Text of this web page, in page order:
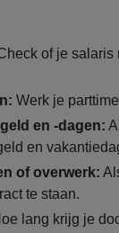
of je salaris
Werk je
en -dagen:
en
of overwerk:
te staan.
lang krijg je